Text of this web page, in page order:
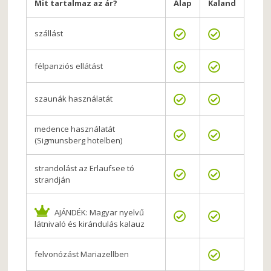
Mit tartalmaz az ár? Alap Kaland
szállást
félpanziós ellátást
szaunák használatát
medence használatát
(Sigmunsberg hotelben)
strandolást az Erlaufsee tó
strandján
AJÁNDÉK: Magyar nyelvű
látnivaló és kirándulás kalauz
felvonózást Mariazellben